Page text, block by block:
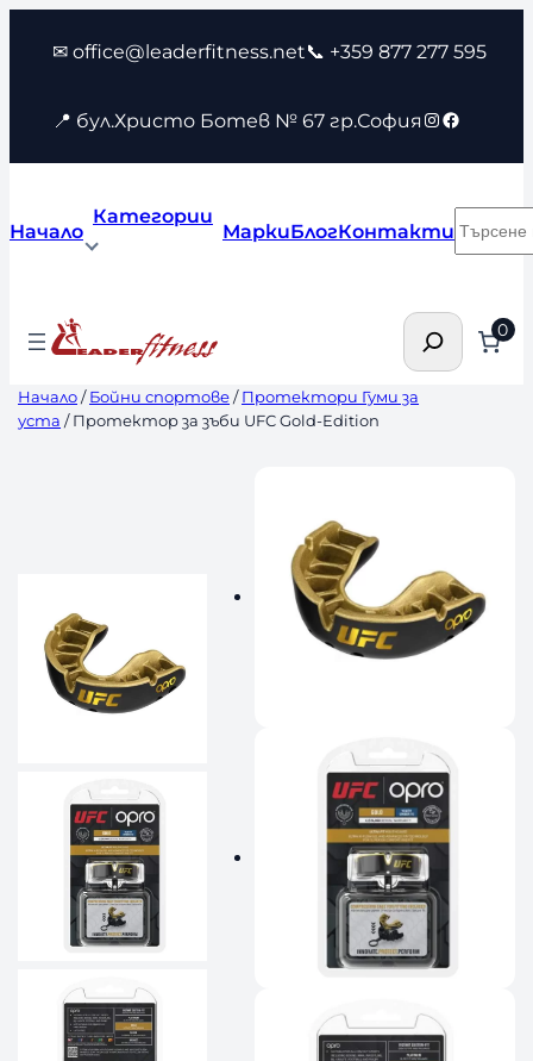
съдържанието
✉ office@leaderfitness.net📞 +359 877 277 595
📍 бул.Христо Ботев № 67 гр.София Instagram
Facebook
Начало
Категории
МаркиБлогКонтакти
Търсене 0
Начало/Бойни спортове/Протектори Гуми за
уста / Протектор за зъби UFC Gold-Edition